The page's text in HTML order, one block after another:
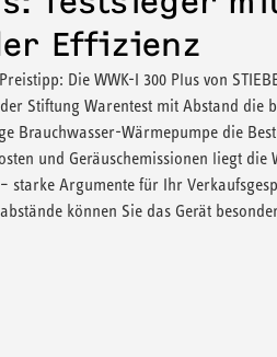
Effizienz
Die WWK-I 300 Plus von
Stiftung Warentest mit Abstand die
Brauchwasser-Wärmepumpe die
und Geräuschemissionen liegt die
starke Argumente für Ihr
können Sie das Gerät